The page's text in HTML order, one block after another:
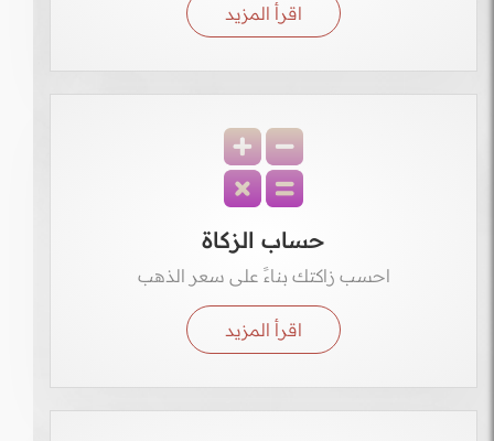
اقرأ المزيد
حساب الزكاة
احسب زاكتك بناءً على سعر الذهب
اقرأ المزيد